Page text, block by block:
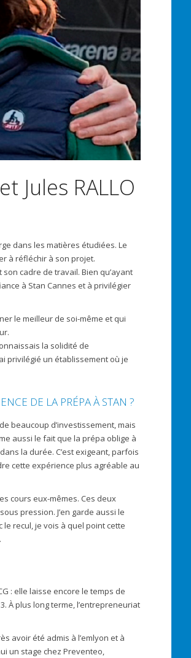
Jules RALLO
dans les matières étudiées. Le
à réfléchir à son projet.
son cadre de travail. Bien qu’ayant
à Stan Cannes et à privilégier
le meilleur de soi-même et qui
la solidité de
privilégié un établissement où je
DE LA PRÉPA À STAN ?
beaucoup d’investissement, mais
aussi le fait que la prépa oblige à
la durée. C’est exigeant, parfois
cette expérience plus agréable au
cours eux-mêmes. Ces deux
pression. J’en garde aussi le
recul, je vois à quel point cette
: elle laisse encore le temps de
À plus long terme, l’entrepreneuriat
avoir été admis à l’emlyon et à
un stage chez Preventeo,